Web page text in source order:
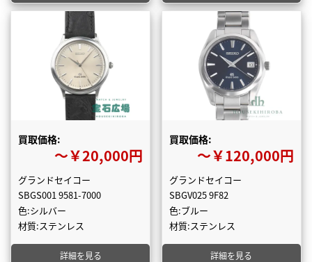
買取価格:
〜￥20,000円
グランドセイコー
SBGS001 9581-7000
色:シルバー
材質:ステンレス
詳細を見る
買取価格:
〜￥120,000円
グランドセイコー
SBGV025 9F82
色:ブルー
材質:ステンレス
詳細を見る